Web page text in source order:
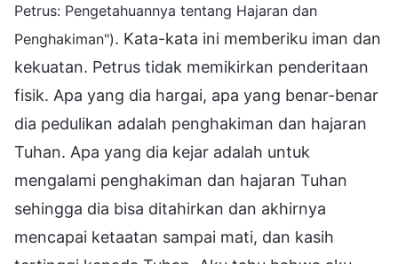
Petrus: Pengetahuannya tentang Hajaran dan
Penghakiman"). Kata-kata ini memberiku iman dan
kekuatan. Petrus tidak memikirkan penderitaan
fisik. Apa yang dia hargai, apa yang benar-benar
dia pedulikan adalah penghakiman dan hajaran
Tuhan. Apa yang dia kejar adalah untuk
mengalami penghakiman dan hajaran Tuhan
sehingga dia bisa ditahirkan dan akhirnya
mencapai ketaatan sampai mati, dan kasih